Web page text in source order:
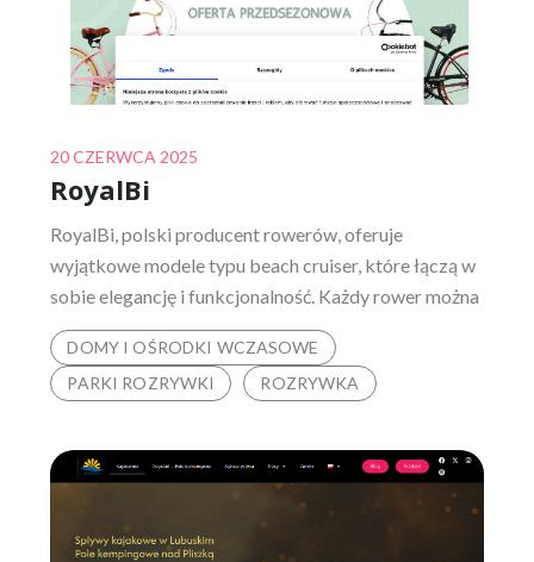
Posted
on
20 CZERWCA 2025
RoyalBi
RoyalBi, polski producent rowerów, oferuje
wyjątkowe modele typu beach cruiser, które łączą w
sobie elegancję i funkcjonalność. Każdy rower można
DOMY I OŚRODKI WCZASOWE
PARKI ROZRYWKI
ROZRYWKA